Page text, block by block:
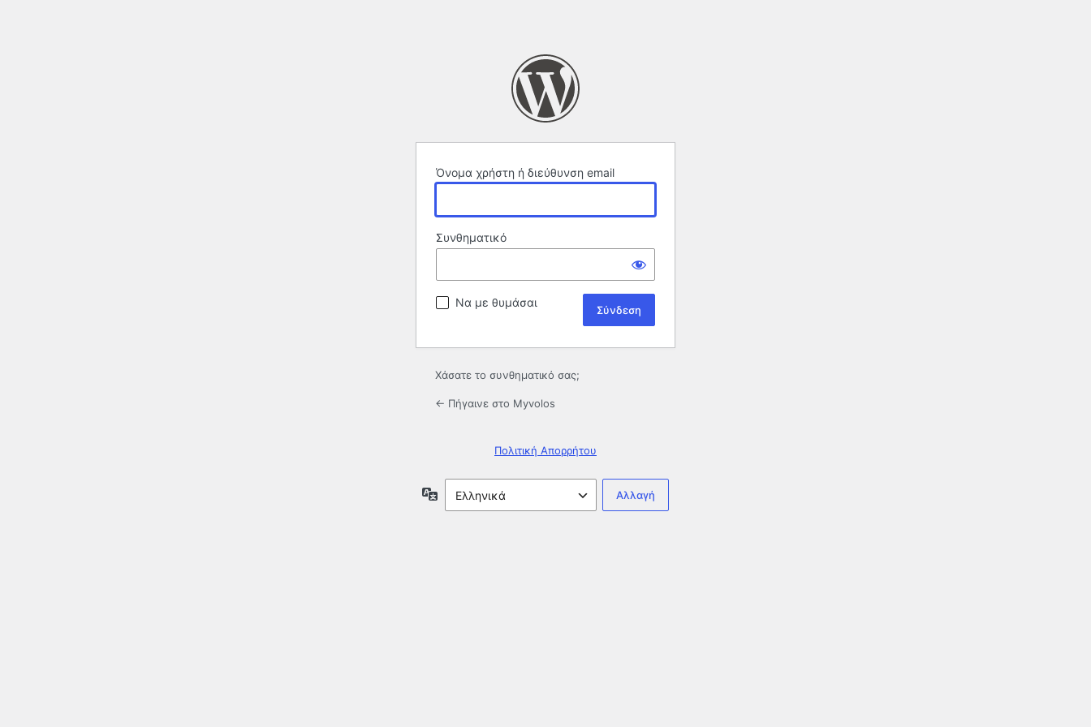
Όνομα χρήστη ή διεύθυνση email
Συνθηματικό
Να με θυμάσαι
Χάσατε το συνθηματικό σας;
← Πήγαινε στο Myvolos
Πολιτική Απορρήτου
Γλώσσα